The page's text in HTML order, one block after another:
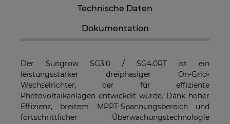
Technische Daten
Dokumentation
Der Sungrow SG3.0 / SG4.0RT ist ein
leistungsstarker dreiphasiger On-Grid-
Wechselrichter, der für effiziente
Photovoltaikanlagen entwickelt wurde. Dank hoher
Effizienz, breitem MPPT-Spannungsbereich und
fortschrittlicher Überwachungstechnologie